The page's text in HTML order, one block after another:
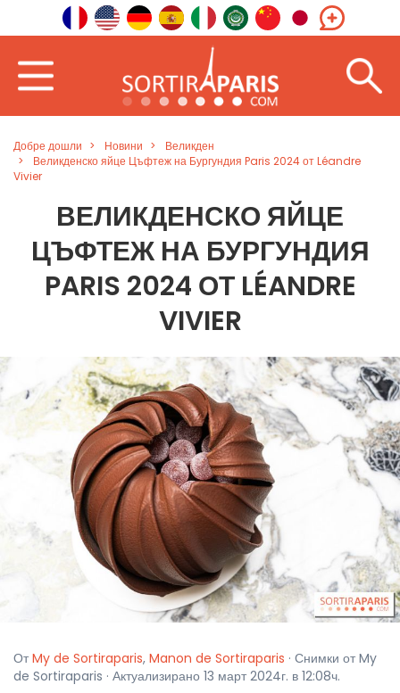
Добре дошли Новини
Великден
Великденско яйце Цъфтеж на Бургундия Paris 2024 от Léandre
Vivier
ВЕЛИКДЕНСКО ЯЙЦЕ
ЦЪФТЕЖ НА БУРГУНДИЯ
PARIS 2024 ОТ LÉANDRE
VIVIER
От My de Sortiraparis, Manon de Sortiraparis · Снимки от My
de Sortiraparis · Актуализирано 13 март 2024г. в 12:08ч.